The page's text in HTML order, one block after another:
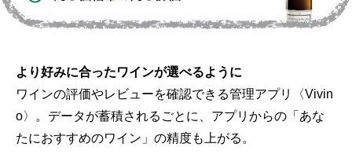
より好みに合ったワインが選べるように
ワインの評価やレビューを確認できる管理アプリ〈Vivin
o〉。データが蓄積されるごとに、アプリからの「あな
たにおすすめのワイン」の精度も上がる。